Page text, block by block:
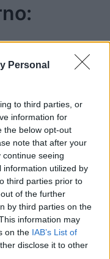
Personal
to third parties, or
information for
the below opt-out
note that after your
seeing
information utilized by
third parties prior to
of the further
by third parties on the
information may
on the IAB’s List of
disclose it to other